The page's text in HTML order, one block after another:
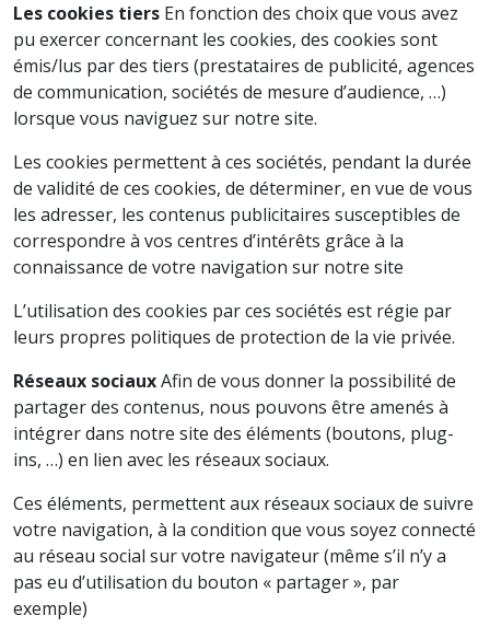
Les cookies tiers En fonction des choix que vous avez
pu exercer concernant les cookies, des cookies sont
émis/lus par des tiers (prestataires de publicité, agences
de communication, sociétés de mesure d’audience, …)
lorsque vous naviguez sur notre site.
Les cookies permettent à ces sociétés, pendant la durée
de validité de ces cookies, de déterminer, en vue de vous
les adresser, les contenus publicitaires susceptibles de
correspondre à vos centres d’intérêts grâce à la
connaissance de votre navigation sur notre site
L’utilisation des cookies par ces sociétés est régie par
leurs propres politiques de protection de la vie privée.
Réseaux sociauxAfin de vous donner la possibilité de
partager des contenus, nous pouvons être amenés à
intégrer dans notre site des éléments (boutons, plug-
ins, …) en lien avec les réseaux sociaux.
Ces éléments, permettent aux réseaux sociaux de suivre
votre navigation, à la condition que vous soyez connecté
au réseau social sur votre navigateur (même s’il n’y a
pas eu d’utilisation du bouton « partager », par
exemple)